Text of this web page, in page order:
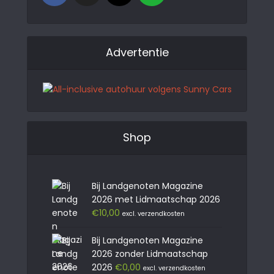
Advertentie
Shop
Bij Landgenoten Magazine
2026 met Lidmaatschap 2026
€10,00 excl. verzendkosten
Bij Landgenoten Magazine
2026 zonder Lidmaatschap
2026 €0,00 excl. verzendkosten